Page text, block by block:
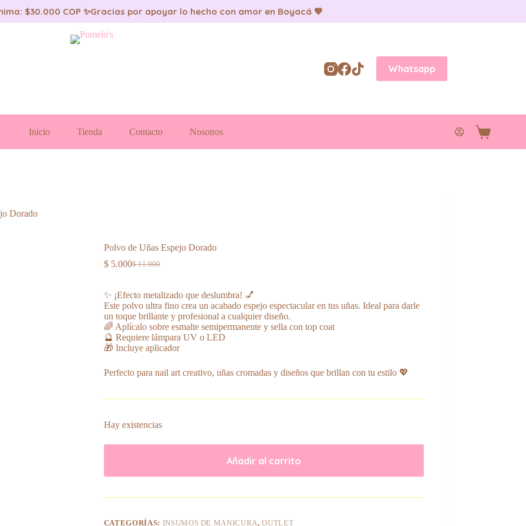
$30.000 COP ✨Gracias por apoyar lo hecho con amor en Boyacá 💖
Whatsapp
Inicio Tienda Contacto Nosotros
Carro
Dorado
Polvo de Uñas Espejo Dorado
$11.000
El
era:
$ 11.000.
$5.000El
es:
$ 5.000.
✨ ¡Efecto metalizado que deslumbra! 💅
Este polvo ultra fino crea un acabado espejo espectacular en tus uñas. Ideal para darle
un toque brillante y profesional a cualquier diseño.
🌈 Aplícalo sobre esmalte semipermanente y sella con top coat
🔮 Requiere lámpara UV o LED
🎁 Incluye aplicador
Perfecto para nail art creativo, uñas cromadas y diseños que brillan con tu estilo 💖
Hay existencias
Añadir al carrito
CATEGORÍAS: INSUMOS DE MANICURA,OUTLET